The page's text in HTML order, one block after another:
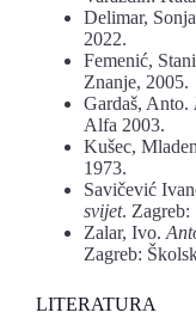
Delimar,
2022.
Femenić,
Znanje, 2005.
Gardaš, Anto.
Alfa 2003.
Kušec,
1973.
Savičević
svijet. Zagreb:
Zalar, Ivo.
Zagreb:
LITERATURA